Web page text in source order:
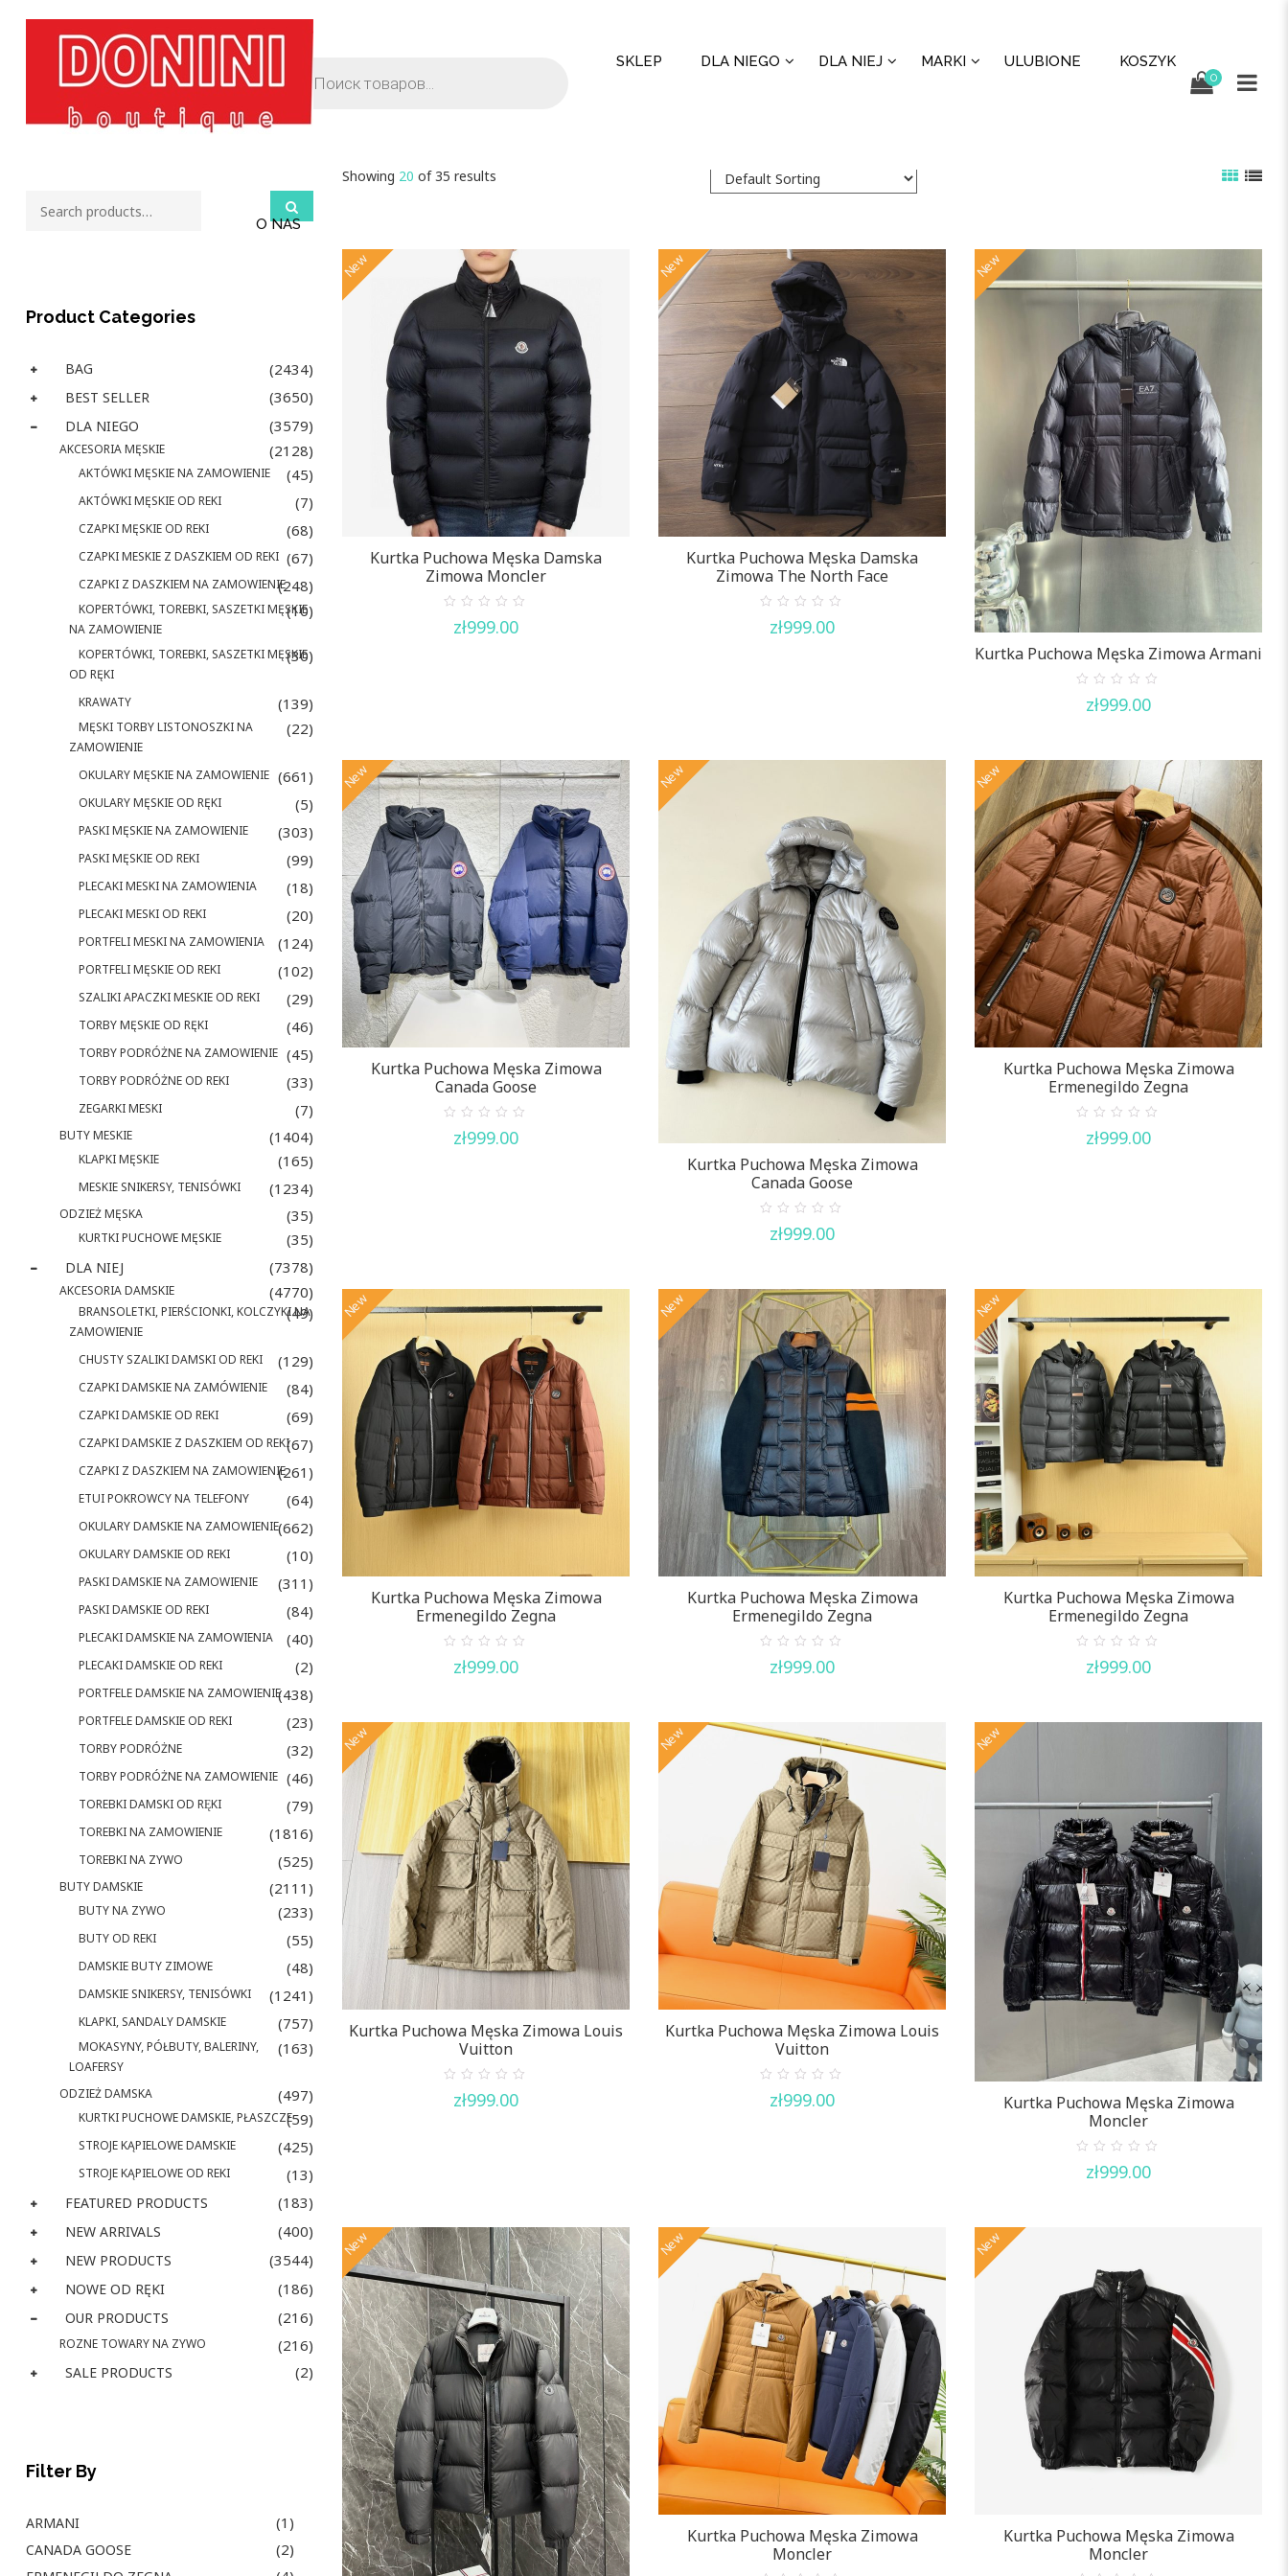
SKLEP DLA NIEGO DLA NIEJ MARKI ULUBIONE KOSZYK
O NAS
0
Product Categories
BAG (2434)
BEST SELLER (3650)
DLA NIEGO (3579)
AKCESORIA MĘSKIE (2128)
AKTÓWKI MĘSKIE NA ZAMOWIENIE (45)
AKTÓWKI MĘSKIE OD REKI (7)
CZAPKI MĘSKIE OD REKI (68)
CZAPKI MESKIE Z DASZKIEM OD REKI (67)
CZAPKI Z DASZKIEM NA ZAMOWIENIE(248)
KOPERTÓWKI, TOREBKI, SASZETKI MĘSKIE
NA ZAMOWIENIE
(10)
KOPERTÓWKI, TOREBKI, SASZETKI MĘSKIE
OD RĘKI
(30)
KRAWATY (139)
MĘSKI TORBY LISTONOSZKI NA
ZAMOWIENIE
(22)
OKULARY MĘSKIE NA ZAMOWIENIE (661)
OKULARY MĘSKIE OD RĘKI (5)
PASKI MĘSKIE NA ZAMOWIENIE (303)
PASKI MĘSKIE OD REKI (99)
PLECAKI MESKI NA ZAMOWIENIA (18)
PLECAKI MESKI OD REKI (20)
PORTFELI MESKI NA ZAMOWIENIA (124)
PORTFELI MĘSKIE OD REKI (102)
SZALIKI APACZKI MESKIE OD REKI (29)
TORBY MĘSKIE OD RĘKI (46)
TORBY PODRÓŻNE NA ZAMOWIENIE (45)
TORBY PODRÓŻNE OD REKI (33)
ZEGARKI MESKI (7)
BUTY MESKIE (1404)
KLAPKI MĘSKIE (165)
MESKIE SNIKERSY, TENISÓWKI (1234)
ODZIEŻ MĘSKA (35)
KURTKI PUCHOWE MĘSKIE (35)
DLA NIEJ (7378)
AKCESORIA DAMSKIE (4770)
BRANSOLETKI, PIERŚCIONKI, KOLCZYKI NA
ZAMOWIENIE
(49)
CHUSTY SZALIKI DAMSKI OD REKI (129)
CZAPKI DAMSKIE NA ZAMÓWIENIE (84)
CZAPKI DAMSKIE OD REKI (69)
CZAPKI DAMSKIE Z DASZKIEM OD REKI(67)
CZAPKI Z DASZKIEM NA ZAMOWIENIE(261)
ETUI POKROWCY NA TELEFONY (64)
OKULARY DAMSKIE NA ZAMOWIENIE(662)
OKULARY DAMSKIE OD REKI (10)
PASKI DAMSKIE NA ZAMOWIENIE (311)
PASKI DAMSKIE OD REKI (84)
PLECAKI DAMSKIE NA ZAMOWIENIA (40)
PLECAKI DAMSKIE OD REKI (2)
PORTFELE DAMSKIE NA ZAMOWIENIE(438)
PORTFELE DAMSKIE OD REKI (23)
TORBY PODRÓŻNE (32)
TORBY PODRÓŻNE NA ZAMOWIENIE (46)
TOREBKI DAMSKI OD RĘKI (79)
TOREBKI NA ZAMOWIENIE (1816)
TOREBKI NA ZYWO (525)
BUTY DAMSKIE (2111)
BUTY NA ZYWO (233)
BUTY OD REKI (55)
DAMSKIE BUTY ZIMOWE (48)
DAMSKIE SNIKERSY, TENISÓWKI (1241)
KLAPKI, SANDALY DAMSKIE (757)
MOKASYNY, PÓŁBUTY, BALERINY,
LOAFERSY
(163)
ODZIEŻ DAMSKA (497)
KURTKI PUCHOWE DAMSKIE, PŁASZCZE(59)
STROJE KĄPIELOWE DAMSKIE (425)
STROJE KĄPIELOWE OD REKI (13)
FEATURED PRODUCTS (183)
NEW ARRIVALS (400)
NEW PRODUCTS (3544)
NOWE OD RĘKI (186)
OUR PRODUCTS (216)
ROZNE TOWARY NA ZYWO (216)
SALE PRODUCTS (2)
Filter By
ARMANI (1)
CANADA GOOSE (2)
Showing 20 of 35 results
New
Kurtka Puchowa Męska Damska
Zimowa Moncler
out
zł999.00
New
Kurtka Puchowa Męska Damska
Zimowa The North Face
out
zł999.00
New
Kurtka Puchowa Męska Zimowa Armani
out
zł999.00
New
Kurtka Puchowa Męska Zimowa
Canada Goose
out
zł999.00
New
Kurtka Puchowa Męska Zimowa
Canada Goose
out
zł999.00
New
Kurtka Puchowa Męska Zimowa
Ermenegildo Zegna
out
zł999.00
New
Kurtka Puchowa Męska Zimowa
Ermenegildo Zegna
out
zł999.00
New
Kurtka Puchowa Męska Zimowa
Ermenegildo Zegna
out
zł999.00
New
Kurtka Puchowa Męska Zimowa
Ermenegildo Zegna
out
zł999.00
New
Kurtka Puchowa Męska Zimowa Louis
Vuitton
out
zł999.00
New
Kurtka Puchowa Męska Zimowa Louis
Vuitton
out
zł999.00
New
Kurtka Puchowa Męska Zimowa
Moncler
out
zł999.00
New New
Kurtka Puchowa Męska Zimowa
Moncler
New
Kurtka Puchowa Męska Zimowa
Moncler